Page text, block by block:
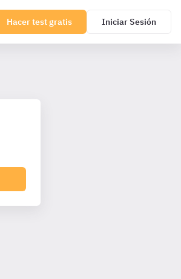
Hacer test gratis Iniciar Sesión